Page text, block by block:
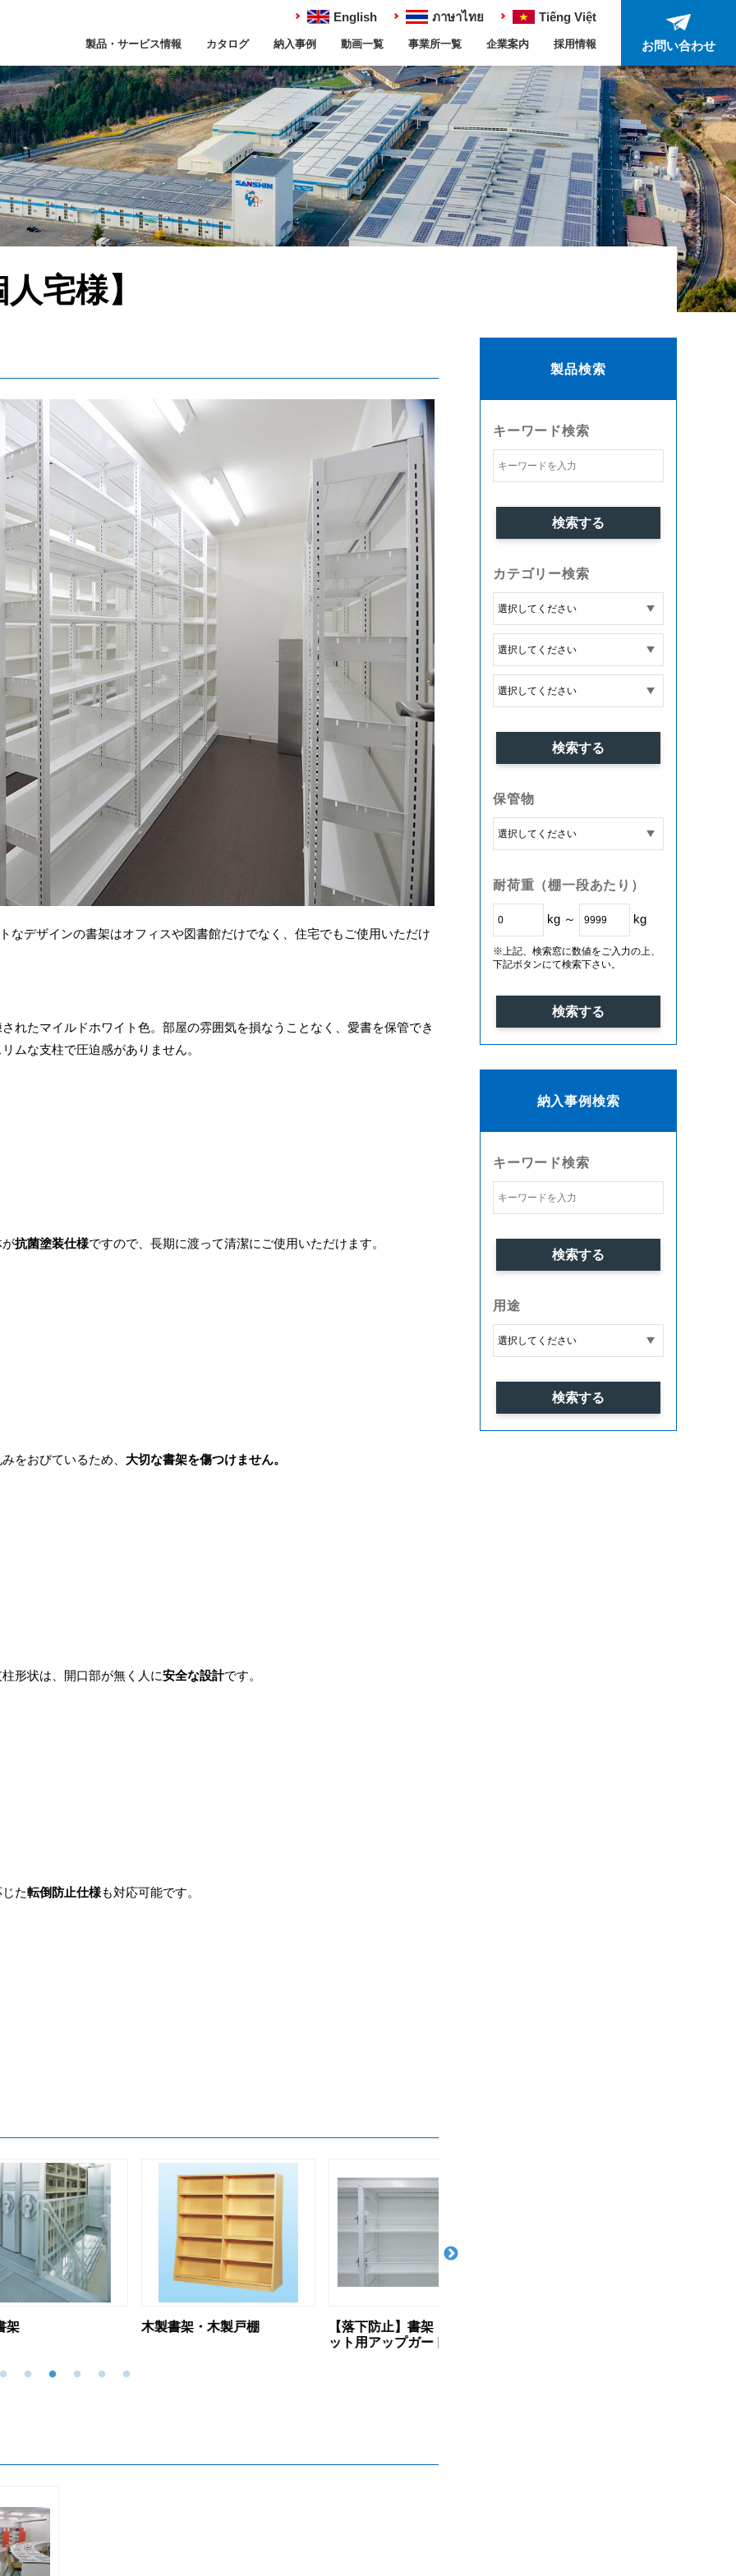
English ภาษาไทย Tiếng Việt
製品・サービス情報 カタログ 納入事例 動画一覧 事業所一覧 企業案内 採用情報 お問い合わせ
宅様】
なデザインの書架はオフィスや図書館だけでなく、住宅でもご使用いただけ
れたマイルドホワイト色。部屋の雰囲気を損なうことなく、愛書を保管でき
ムな支柱で圧迫感がありません。
抗菌塗装仕様ですので、長期に渡って清潔にご使用いただけます。
をおびているため、 大切な書架を傷つけません。
形状は、開口部が無く人に安全な設計です。
た転倒防止仕様も対応可能です。
木製書架・木製戸棚
【落下防止】書架・キャビネ
ット用アップガード(伸縮型)
製品検索
キーワード検索
カテゴリー検索
保管物
耐荷重（棚一段あたり）
kg ～ kg
※上記、検索窓に数値をご入力の上、
下記ボタンにて検索下さい。
納入事例検索
キーワード検索
用途